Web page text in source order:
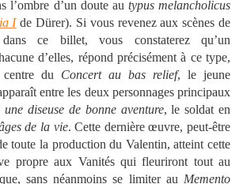
l’ombre d’un doute au typus melancholicus
Ide Dürer). Si vous revenez aux scènes de
dans ce billet, vous constaterez qu’un
d’elles, répond précisément à ce type,
du Concert au bas relief, le jeune
entre les deux personnages principaux
une diseuse de bonne aventure, le soldat en
de la vie. Cette dernière œuvre, peut-être
toute la production du Valentin, atteint cette
propre aux Vanités qui fleuriront tout au
sans néanmoins se limiter au Memento